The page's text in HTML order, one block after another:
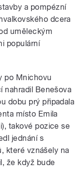
a pompézní
dcera
uměleckým
populární
po Mnichovu
nahradil Benešova
dobu prý připadala
místo Emila
takové pozice se
jednání s
které vznášely na
že když bude